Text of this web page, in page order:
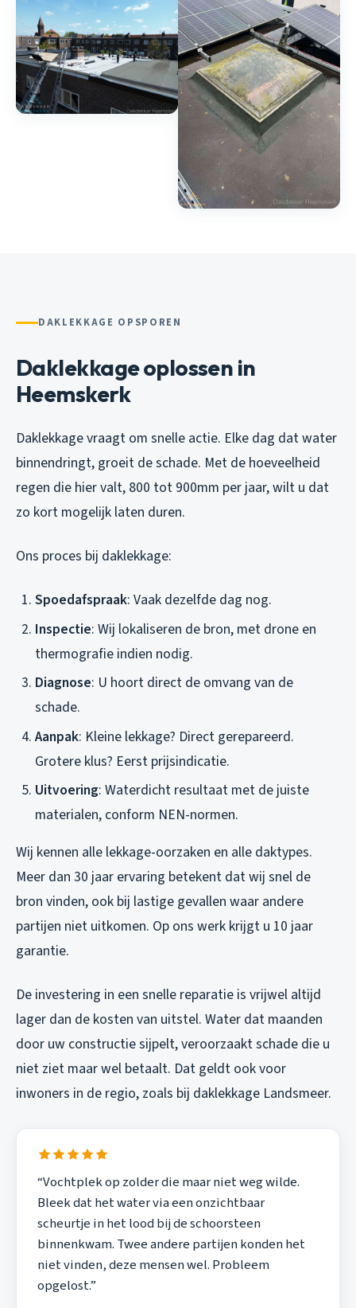
DAKLEKKAGE OPSPOREN
Daklekkage oplossen in
Heemskerk
Daklekkage vraagt om snelle actie. Elke dag dat water
binnendringt, groeit de schade. Met de hoeveelheid
regen die hier valt, 800 tot 900mm per jaar, wilt u dat
zo kort mogelijk laten duren.
Ons proces bij daklekkage:
Spoedafspraak: Vaak dezelfde dag nog.
Inspectie: Wij lokaliseren de bron, met drone en
thermografie indien nodig.
Diagnose: U hoort direct de omvang van de
schade.
Aanpak: Kleine lekkage? Direct gerepareerd.
Grotere klus? Eerst prijsindicatie.
Uitvoering: Waterdicht resultaat met de juiste
materialen, conform NEN-normen.
Wij kennen alle lekkage-oorzaken en alle daktypes.
Meer dan 30 jaar ervaring betekent dat wij snel de
bron vinden, ook bij lastige gevallen waar andere
partijen niet uitkomen. Op ons werk krijgt u 10 jaar
garantie.
De investering in een snelle reparatie is vrijwel altijd
lager dan de kosten van uitstel. Water dat maanden
door uw constructie sijpelt, veroorzaakt schade die u
niet ziet maar wel betaalt. Dat geldt ook voor
inwoners in de regio, zoals bij daklekkage Landsmeer.
“Vochtplek op zolder die maar niet weg wilde.
Bleek dat het water via een onzichtbaar
scheurtje in het lood bij de schoorsteen
binnenkwam. Twee andere partijen konden het
niet vinden, deze mensen wel. Probleem
opgelost.”